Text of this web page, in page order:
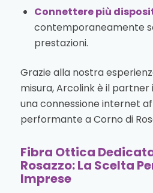
Connettere più
contemporaneamente
prestazioni.
Grazie alla nostra
misura, Arcolink è il
una connessione internet
performante a Corno di
Fibra Ottica
Rosazzo: La Scelta
Imprese